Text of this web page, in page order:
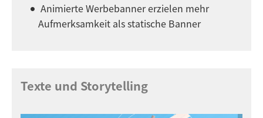
Animierte Werbebanner erzielen mehr
Aufmerksamkeit als statische Banner
Texte und Storytelling